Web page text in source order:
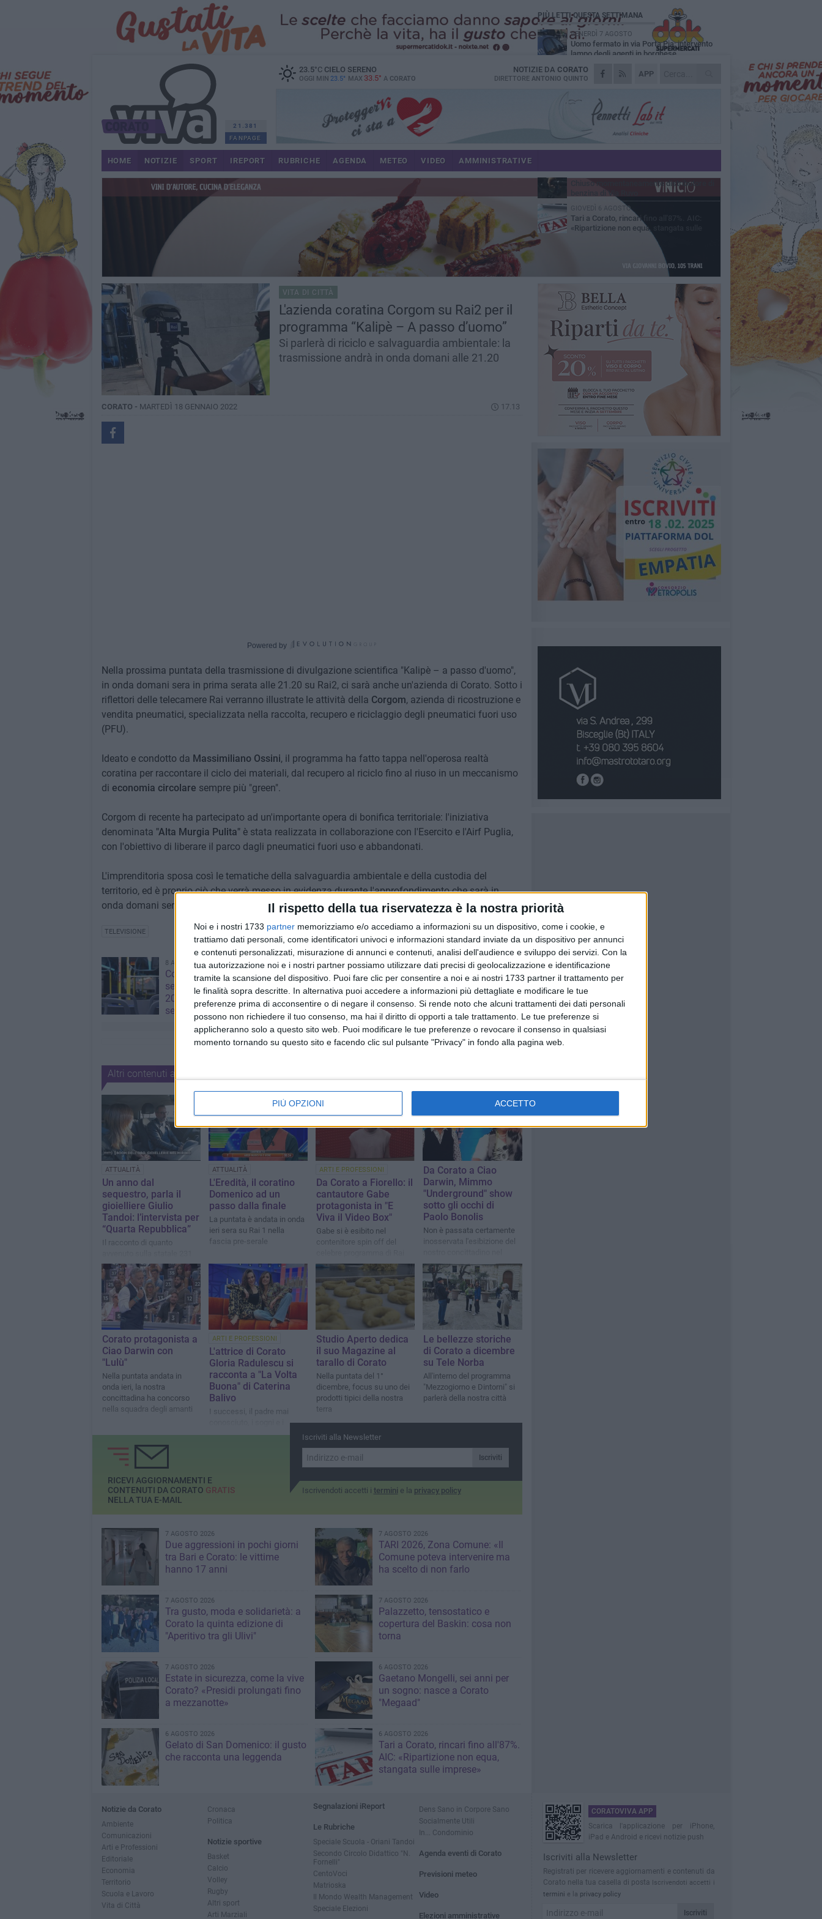
Il rispetto della tua riservatezza è la nostra priorità
Noi e i nostri 1733 partner memorizziamo e/o accediamo a informazioni su un dispositivo, come i cookie, e
trattiamo dati personali, come identificatori univoci e informazioni standard inviate da un dispositivo per annunci
e contenuti personalizzati, misurazione di annunci e contenuti, analisi dell'audience e sviluppo dei servizi. Con la
tua autorizzazione noi e i nostri partner possiamo utilizzare dati precisi di geolocalizzazione e identificazione
tramite la scansione del dispositivo. Puoi fare clic per consentire a noi e ai nostri 1733 partner il trattamento per
le finalità sopra descritte. In alternativa puoi accedere a informazioni più dettagliate e modificare le tue
preferenze prima di acconsentire o di negare il consenso. Si rende noto che alcuni trattamenti dei dati personali
possono non richiedere il tuo consenso, ma hai il diritto di opporti a tale trattamento. Le tue preferenze si
applicheranno solo a questo sito web. Puoi modificare le tue preferenze o revocare il consenso in qualsiasi
momento tornando su questo sito e facendo clic sul pulsante "Privacy" in fondo alla pagina web.
PIÙ OPZIONI ACCETTO
21.381
FANPAGE
23.5°CCIELO SERENO
OGGI MIN 23.5° MAX 33.5° A CORATO
APP
NOTIZIE DA CORATO
DIRETTORE ANTONIO QUINTO
HOME NOTIZIE SPORT IREPORT RUBRICHE AGENDA METEO VIDEO AMMINISTRATIVE
VITA DI CITTÀ
L'azienda coratina Corgom su Rai2 per il
programma “Kalipè – A passo d’uomo”
Si parlerà di riciclo e salvaguardia ambientale: la
trasmissione andrà in onda domani alle 21.20
CORATO - MARTEDÌ 18 GENNAIO 2022 17.13
Powered by
Nella prossima puntata della trasmissione di divulgazione scientifica "Kalipè – a passo d'uomo",
in onda domani sera in prima serata alle 21.20 su Rai2, ci sarà anche un'azienda di Corato. Sotto i
riflettori delle telecamere Rai verranno illustrate le attività della Corgom, azienda di ricostruzione e
vendita pneumatici, specializzata nella raccolta, recupero e riciclaggio degli pneumatici fuori uso
(PFU).
Ideato e condotto da Massimiliano Ossini, il programma ha fatto tappa nell'operosa realtà
coratina per raccontare il ciclo dei materiali, dal recupero al riciclo fino al riuso in un meccanismo
di economia circolare sempre più "green".
Corgom di recente ha partecipato ad un'importante opera di bonifica territoriale: l'iniziativa
denominata "Alta Murgia Pulita"è stata realizzata in collaborazione con l'Esercito e l'Airf Puglia,
con l'obiettivo di liberare il parco dagli pneumatici fuori uso e abbandonati.
L'imprenditoria sposa così le tematiche della salvaguardia ambientale e della custodia del
territorio, ed è proprio ciò che verrà messo in evidenza durante l'approfondimento che sarà in
onda domani sera - mercoledì 19 gennaio 2022 - su Rai2.
TELEVISIONE
8 AGOSTO 2026
Corato, aperte le iscrizioni al
servizio di trasporto scolastico
2026/2027: domande fino al 14
settembre
7 AGOSTO 2026
Uomo fermato in via Porta Pia:
intervento lampo degli agenti in
Altri contenuti a tema
ATTUALITÀ
Un anno dal
sequestro, parla il
gioielliere Giulio
Tandoi: l’intervista per
“Quarta Repubblica”
Il racconto di quanto
ATTUALITÀ
L'Eredità, il coratino
Domenico ad un
passo dalla finale
La puntata è andata in onda
ieri sera su Rai 1 nella
fascia pre-serale
ARTI E PROFESSIONI
Da Corato a Fiorello: il
cantautore Gabe
protagonista in "E
Viva il Video Box"
Gabe si è esibito nel
contenitore spin off del
Due
Da Corato a Ciao
Darwin, Mimmo
"Underground" show
sotto gli occhi di
Paolo Bonolis
Non è passata certamente
inosservata l'esibizione del
famoso programma di
Canale 5
Corato protagonista a
Ciao Darwin con
"Lulù"
Nella puntata andata in
onda ieri, la nostra
concittadina ha concorso
nella squadra degli amanti
ARTI E PROFESSIONI
L'attrice di Corato
Gloria Radulescu si
racconta a "La Volta
Buona" di Caterina
Balivo
I successi, il padre mai
traguardi in una commossa
Studio Aperto dedica
il suo Magazine al
tarallo di Corato
Nella puntata del 1°
dicembre, focus su uno dei
prodotti tipici della nostra
terra
Le bellezze storiche
di Corato a dicembre
su Tele Norba
All'interno del programma
"Mezzogiorno e Dintorni" si
parlerà della nostra città
Iscriviti alla Newsletter
Iscriviti
Iscrivendoti accetti i termini e la privacy policy
RICEVI AGGIORNAMENTI E
CONTENUTI DA CORATO GRATIS
NELLA TUA E-MAIL
7 AGOSTO 2026
Due aggressioni in pochi giorni
tra Bari e Corato: le vittime
hanno 17 anni
7 AGOSTO 2026
TARI 2026, Zona Comune: «Il
Comune poteva intervenire ma
ha scelto di non farlo
7 AGOSTO 2026
Tra gusto, moda e solidarietà: a
Corato la quinta edizione di
"Aperitivo tra gli Ulivi"
7 AGOSTO 2026
Palazzetto, tensostatico e
copertura del Baskin: cosa non
torna
7 AGOSTO 2026
Estate in sicurezza, come la vive
Corato? «Presidi prolungati fino
a mezzanotte»
6 AGOSTO 2026
Gaetano Mongelli, sei anni per
un sogno: nasce a Corato
"Megaad"
6 AGOSTO 2026
Gelato di San Domenico: il gusto
che racconta una leggenda
6 AGOSTO 2026
Tari a Corato, rincari fino all'87%.
AIC: «Ripartizione non equa,
stangata sulle imprese»
PIÙ LETTI QUESTA SETTIMANA
VENERDÌ 7 AGOSTO
Uomo fermato in via Porta Pia: intervento
lampo degli agenti in borghese
GIOVEDÌ 6 AGOSTO
Gelato di San Domenico: il gusto che
GIOVEDÌ 6 AGOSTO
Gaetano Mongelli, sei anni per un sogno:
nasce a Corato "Megaad"
VENERDÌ 7 AGOSTO
Due aggressioni in pochi giorni tra Bari e
MERCOLEDÌ 5 AGOSTO
Chiuso momentaneamente distributore di
GIOVEDÌ 6 AGOSTO
Tari a Corato, rincari fino all'87%. AIC:
«Ripartizione non equa, stangata sulle
imprese»
Notizie da Corato
Ambiente
Comunicazioni
Arti e Professioni
Editoriale
Economia
Territorio
Scuola e Lavoro
Vita di Città
Cronaca
Politica
Notizie sportive
Basket
Calcio
Volley
Rugby
Altri sport
Arti Marziali
Segnalazioni iReport
Le Rubriche
Speciale Scuola - Oriani Tandoi
Secondo Circolo Didattico "N.
Fornelli"
CentoVoci
Matrioska
Il Mondo Wealth Management
Speciale Elezioni
Dens Sano in Corpore Sano
Socialmente Utili
In... Condominio
Agenda eventi di Corato
Previsioni meteo
Video
Elezioni amministrative
CORATOVIVA APP
Scarica l'applicazione per iPhone,
iPad e Android e ricevi notizie push
Iscriviti alla Newsletter
Registrati per ricevere aggiornamenti e contenuti da
Corato nella tua casella di posta Iscrivendoti accetti i
termini e la privacy policy
Iscriviti